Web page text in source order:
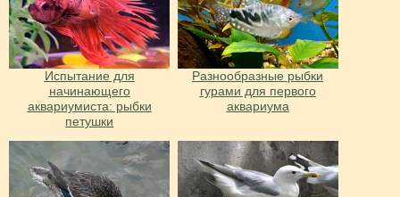
Испытание для
начинающего
аквариумиста: рыбки
петушки
Разнообразные рыбки
гурами для первого
аквариума